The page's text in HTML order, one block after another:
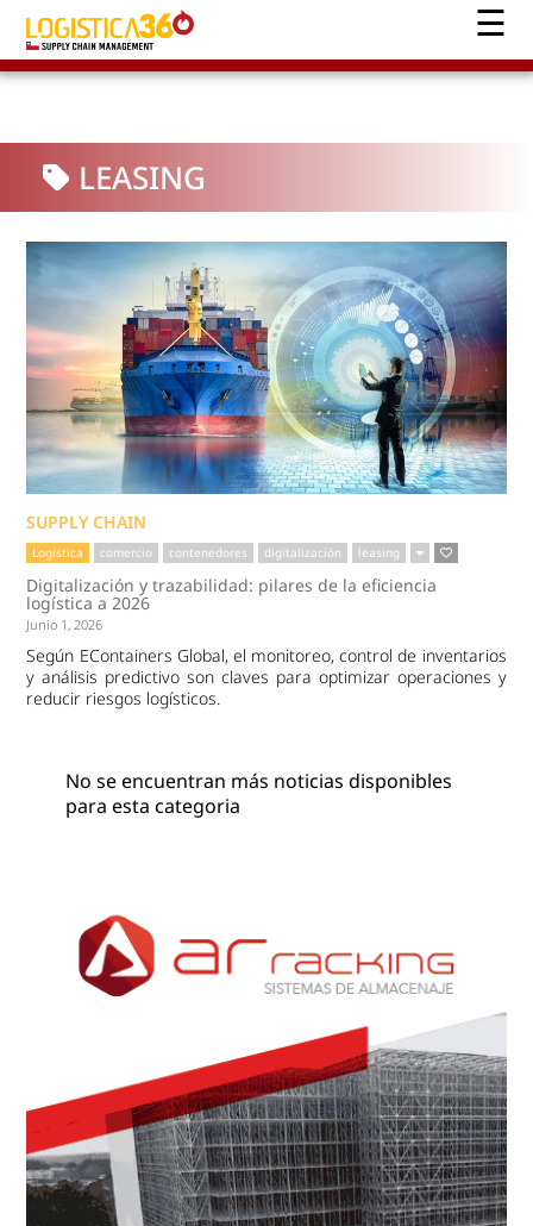
LEASING
SUPPLY CHAIN
Logística comercio contenedores digitalización leasing
Digitalización y trazabilidad: pilares de la eficiencia
logística a 2026
Junio 1, 2026
Según EContainers Global, el monitoreo, control de inventarios
y análisis predictivo son claves para optimizar operaciones y
reducir riesgos logísticos.
No se encuentran más noticias disponibles
para esta categoria